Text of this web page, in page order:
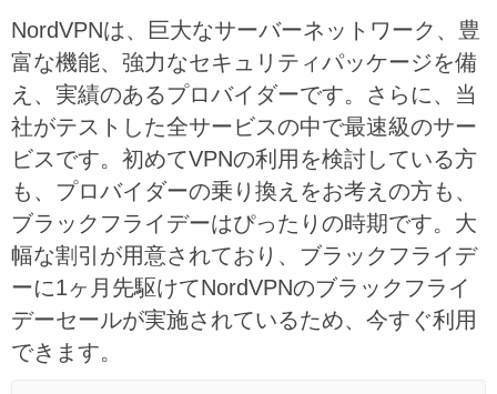
NordVPNは、巨大なサーバーネットワーク、豊
富な機能、強力なセキュリティパッケージを備
え、実績のあるプロバイダーです。さらに、当
社がテストした全サービスの中で最速級のサー
ビスです。初めてVPNの利用を検討している方
も、プロバイダーの乗り換えをお考えの方も、
ブラックフライデーはぴったりの時期です。大
幅な割引が用意されており、ブラックフライデ
ーに1ヶ月先駆けてNordVPNのブラックフライ
デーセールが実施されているため、今すぐ利用
できます。